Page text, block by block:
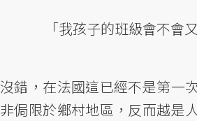
「我孩子的班級會不會
沒錯，在法國這已經不是第一
非侷限於鄉村地區，反而越是